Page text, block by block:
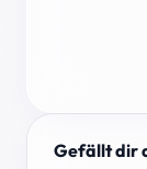
Gefällt dir